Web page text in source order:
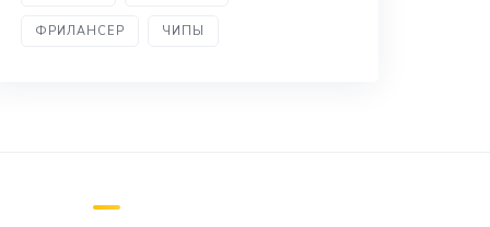
ФРИЛАНСЕР ЧИПЫ